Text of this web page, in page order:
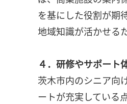
を基にした役割が期
地域知識が活かせる
４．研修やサポート
茨木市内のシニア向
ートが充実している